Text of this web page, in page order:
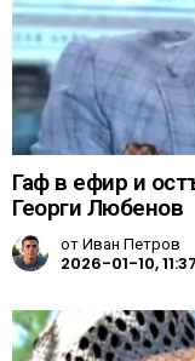
Гаф в ефир и
Георги Любенов
отИван Петров
2026-01-10, 11:37